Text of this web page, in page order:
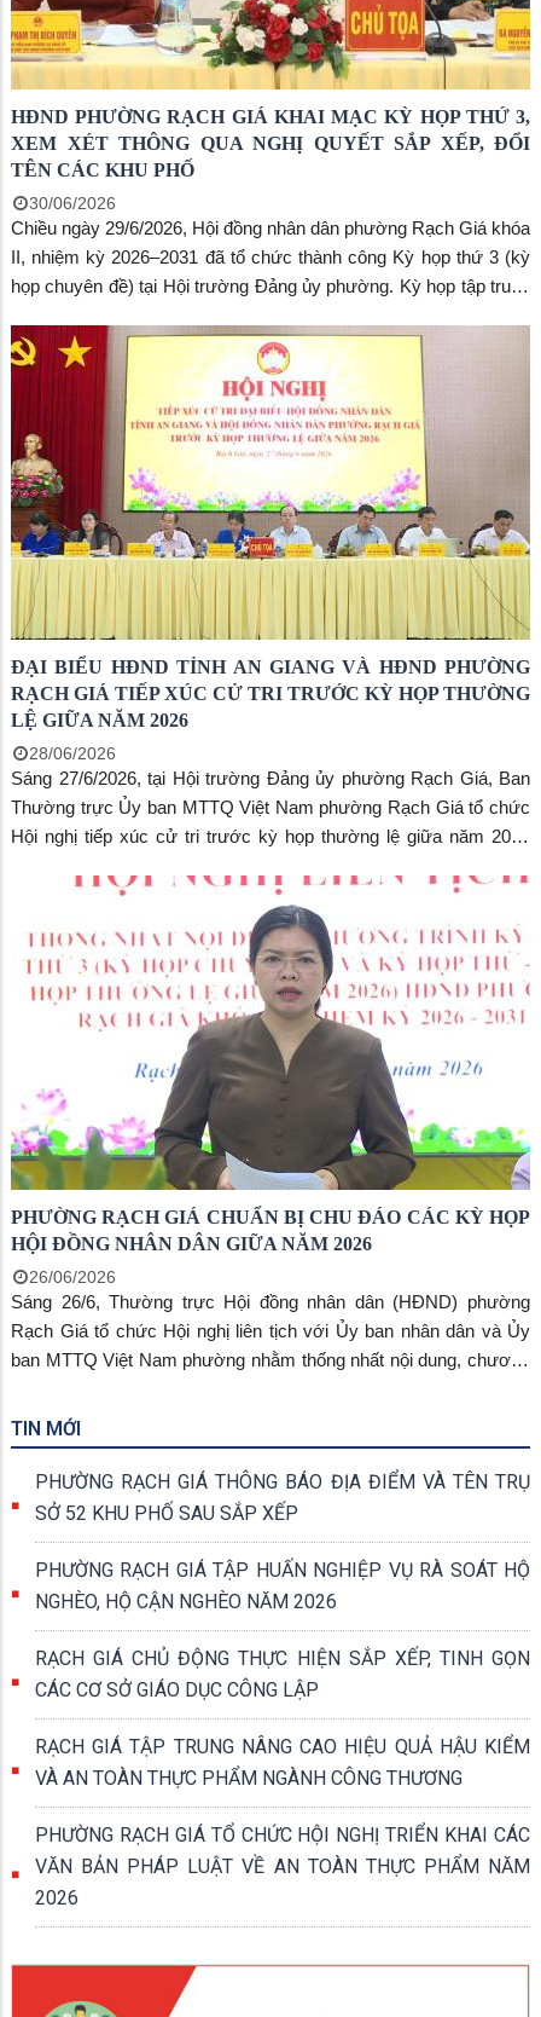
HĐND PHƯỜNG RẠCH GIÁ KHAI MẠC KỲ HỌP THỨ 3,
XEM XÉT THÔNG QUA NGHỊ QUYẾT SẮP XẾP, ĐỔI
TÊN CÁC KHU PHỐ
30/06/2026
Chiều ngày 29/6/2026, Hội đồng nhân dân phường Rạch Giá khóa
II, nhiệm kỳ 2026–2031 đã tổ chức thành công Kỳ họp thứ 3 (kỳ
họp chuyên đề) tại Hội trường Đảng ủy phường. Kỳ họp tập trung
địa bàn nhằm tinh gọn bộ máy và nâng cao hiệu lực quản lý hành
chính.
ĐẠI BIỂU HĐND TỈNH AN GIANG VÀ HĐND PHƯỜNG
RẠCH GIÁ TIẾP XÚC CỬ TRI TRƯỚC KỲ HỌP THƯỜNG
LỆ GIỮA NĂM 2026
28/06/2026
Sáng 27/6/2026, tại Hội trường Đảng ủy phường Rạch Giá, Ban
Thường trực Ủy ban MTTQ Việt Nam phường Rạch Giá tổ chức
Hội nghị tiếp xúc cử tri trước kỳ họp thường lệ giữa năm 2026
Rạch Giá khóa II, nhiệm kỳ 2026-2031.
PHƯỜNG RẠCH GIÁ CHUẨN BỊ CHU ĐÁO CÁC KỲ HỌP
HỘI ĐỒNG NHÂN DÂN GIỮA NĂM 2026
26/06/2026
Sáng 26/6, Thường trực Hội đồng nhân dân (HĐND) phường
Rạch Giá tổ chức Hội nghị liên tịch với Ủy ban nhân dân và Ủy
ban MTTQ Việt Nam phường nhằm thống nhất nội dung, chương
thường lệ giữa năm 2026) của HĐND phường khóa II, nhiệm kỳ
2026-2031. Đồng chí Nguyễn Thị Hoàn Xuân, Phó Bí thư Thường
trực Đảng ủy, Chủ tịch HĐND phường chủ trì hội nghị.
TIN MỚI
PHƯỜNG RẠCH GIÁ THÔNG BÁO ĐỊA ĐIỂM VÀ TÊN TRỤ
SỞ 52 KHU PHỐ SAU SẮP XẾP
PHƯỜNG RẠCH GIÁ TẬP HUẤN NGHIỆP VỤ RÀ SOÁT HỘ
NGHÈO, HỘ CẬN NGHÈO NĂM 2026
RẠCH GIÁ CHỦ ĐỘNG THỰC HIỆN SẮP XẾP, TINH GỌN
CÁC CƠ SỞ GIÁO DỤC CÔNG LẬP
RẠCH GIÁ TẬP TRUNG NÂNG CAO HIỆU QUẢ HẬU KIỂM
VÀ AN TOÀN THỰC PHẨM NGÀNH CÔNG THƯƠNG
PHƯỜNG RẠCH GIÁ TỔ CHỨC HỘI NGHỊ TRIỂN KHAI CÁC
VĂN BẢN PHÁP LUẬT VỀ AN TOÀN THỰC PHẨM NĂM
2026